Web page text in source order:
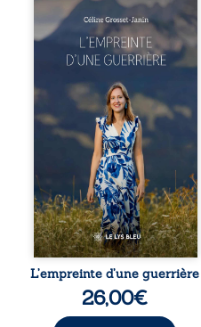
Que reste-t-il de
lorsque la maladie impose
propres règles ?
d’une guerrière livre,
détour, le récit d’un
bouleversé par la
chronique, l’errance
et de longues
L’auteure y raconte ce que
dossiers médicaux taisent :
peur, l’isolement,
et le sentiment de ne pas
L’empreinte d’une guerrière
26,00€